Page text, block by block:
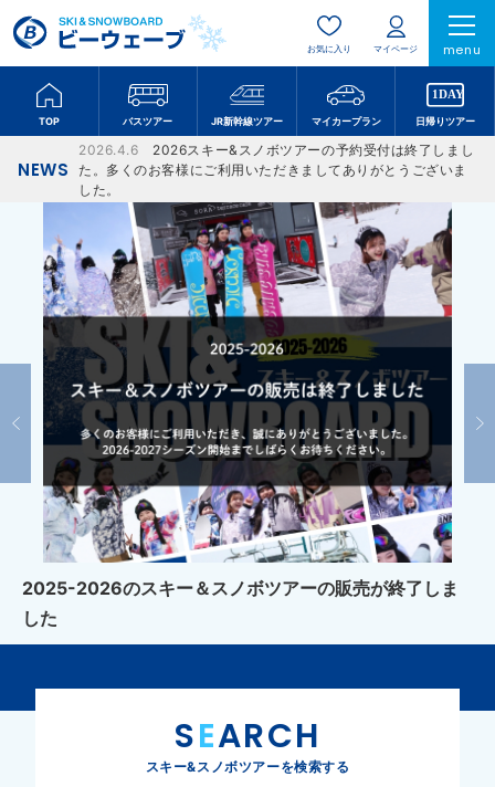
お気に入り マイページ menu
TOP バスツアー JR新幹線ツアー マイカープラン 日帰りツアー
NEWS
2026.4.6
2026スキー&スノボツアーの予約受付は終了しまし
た。多くのお客様にご利用いただきましてありがとうございま
した。
2025-2026のスキー＆スノボツアーの販売が終了しま
した
SEARCH
スキー&スノボツアーを検索する